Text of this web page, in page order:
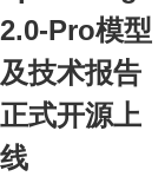
2.0-Pro模型
及技术报告
正式开源上
线